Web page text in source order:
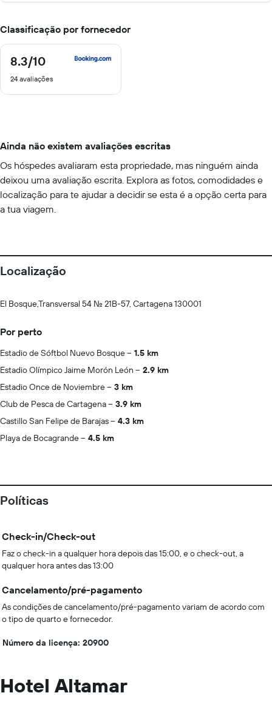
Classificação por fornecedor
8.3/10
8.3
10
24 avaliações
Ainda não existem avaliações escritas
Os hóspedes avaliaram esta propriedade, mas ninguém ainda
deixou uma avaliação escrita. Explora as fotos, comodidades e
localização para te ajudar a decidir se esta é a opção certa para
a tua viagem.
Localização
El Bosque,Transversal 54 No. 21B-57, Cartagena 130001
Por perto
Estadio de Sóftbol Nuevo Bosque
1.5 km
Estadio Olímpico Jaime Morón León
2.9 km
Estadio Once de Noviembre
3 km
Club de Pesca de Cartagena
3.9 km
Castillo San Felipe de Barajas
4.3 km
Playa de Bocagrande
4.5 km
Políticas
Check-in/Check-out
Faz o check-in a qualquer hora depois das 15:00, e o check-out, a
qualquer hora antes das 13:00
Cancelamento/pré-pagamento
As condições de cancelamento/pré-pagamento variam de acordo com
o tipo de quarto e fornecedor.
Número da licença: 20900
Hotel Altamar